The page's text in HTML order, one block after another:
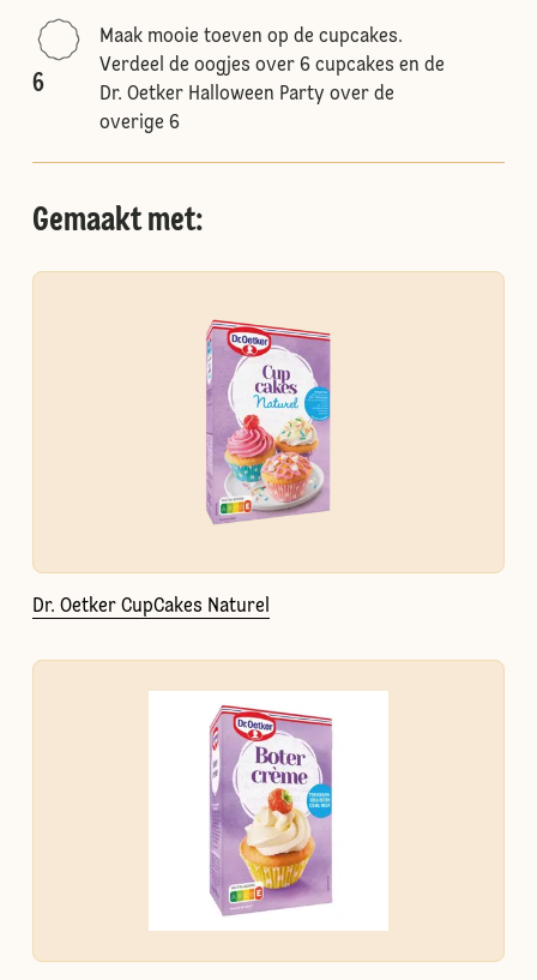
6
Maak mooie toeven op de cupcakes.
Verdeel de oogjes over 6 cupcakes en de
Dr. Oetker Halloween Party over de
overige 6
Gemaakt met:
Dr. Oetker CupCakes Naturel